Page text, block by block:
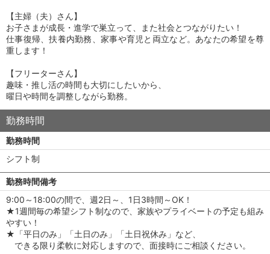
【主婦（夫）さん】
お子さまが成長・進学で巣立って、また社会とつながりたい！
仕事復帰、扶養内勤務、家事や育児と両立など。あなたの希望を尊
重します！
【フリーターさん】
趣味・推し活の時間も大切にしたいから、
曜日や時間を調整しながら勤務。
勤務時間
勤務時間
シフト制
勤務時間備考
9:00～18:00の間で、週2日～、1日3時間～OK！
★1週間毎の希望シフト制なので、家族やプライベートの予定も組み
やすい！
★「平日のみ」「土日のみ」「土日祝休み」など、
できる限り柔軟に対応しますので、面接時にご相談ください。